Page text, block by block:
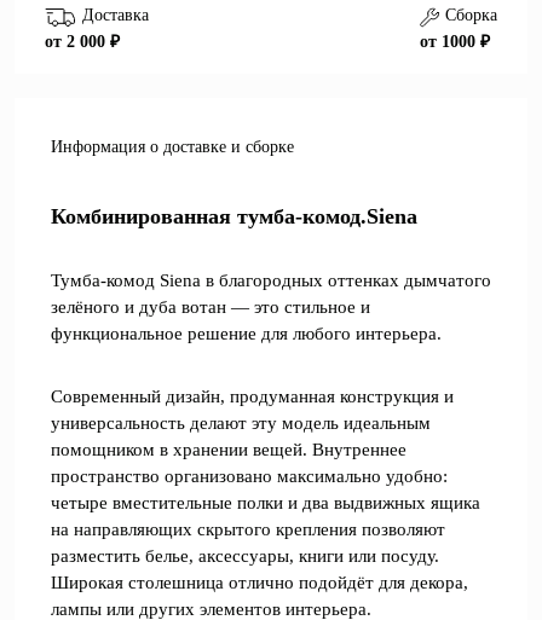
Доставка
от 2 000 ₽
Сборка
от 1000 ₽
Информация о доставке и сборке
Комбинированная тумба-комод.Siena
Тумба-комод Siena в благородных оттенках дымчатого
зелёного и дуба вотан — это стильное и
функциональное решение для любого интерьера.
Современный дизайн, продуманная конструкция и
универсальность делают эту модель идеальным
помощником в хранении вещей. Внутреннее
пространство организовано максимально удобно:
четыре вместительные полки и два выдвижных ящика
на направляющих скрытого крепления позволяют
разместить белье, аксессуары, книги или посуду.
Широкая столешница отлично подойдёт для декора,
лампы или других элементов интерьера.